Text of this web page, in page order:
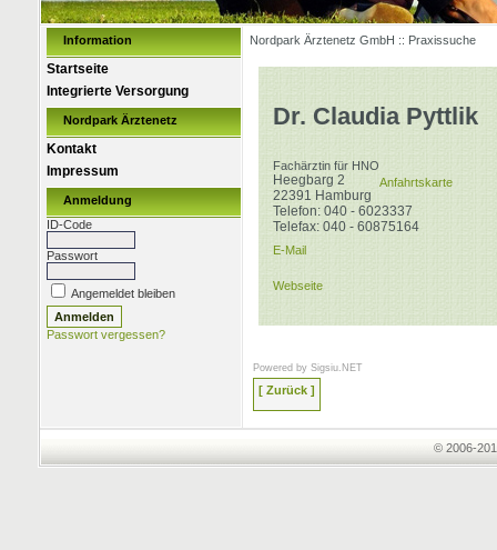
Information
Startseite
Integrierte Versorgung
Nordpark Ärztenetz
Kontakt
Impressum
Anmeldung
ID-Code
Passwort
Angemeldet bleiben
Passwort vergessen?
Nordpark Ärztenetz GmbH :: Praxissuche
Dr. Claudia Pyttlik
Anfahrtskarte
Fachärztin für HNO
Heegbarg 2
22391 Hamburg
Telefon: 040 - 6023337
Telefax: 040 - 60875164
E-Mail
Webseite
Powered by Sigsiu.NET
[ Zurück ]
© 2006-